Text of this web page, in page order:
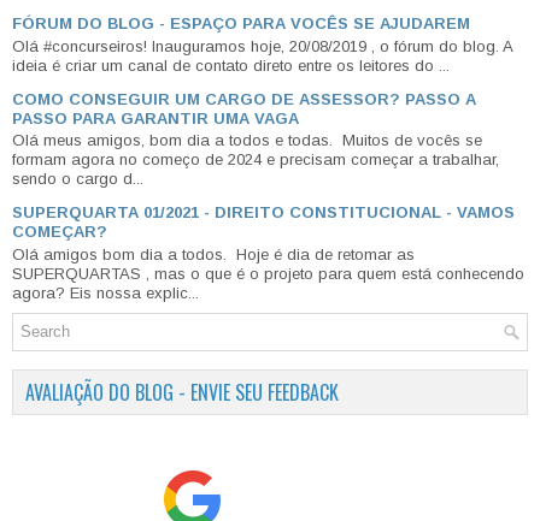
FÓRUM DO BLOG - ESPAÇO PARA VOCÊS SE AJUDAREM
Olá #concurseiros! Inauguramos hoje, 20/08/2019 , o fórum do blog. A
ideia é criar um canal de contato direto entre os leitores do ...
COMO CONSEGUIR UM CARGO DE ASSESSOR? PASSO A
PASSO PARA GARANTIR UMA VAGA
Olá meus amigos, bom dia a todos e todas. Muitos de vocês se
formam agora no começo de 2024 e precisam começar a trabalhar,
sendo o cargo d...
SUPERQUARTA 01/2021 - DIREITO CONSTITUCIONAL - VAMOS
COMEÇAR?
Olá amigos bom dia a todos. Hoje é dia de retomar as
SUPERQUARTAS , mas o que é o projeto para quem está conhecendo
agora? Eis nossa explic...
AVALIAÇÃO DO BLOG - ENVIE SEU FEEDBACK